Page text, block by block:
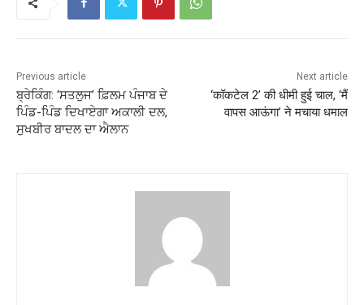
Previous article
ਬ੍ਰੇਕਿੰਗ: ‘ਸਤਲੁਜ’ ਫ਼ਿਲਮ ਪੰਜਾਬ ਦੇ
ਪਿੰਡ-ਪਿੰਡ ਦਿਖਾਏਗਾ ਅਕਾਲੀ ਦਲ,
ਸੁਖਬੀਰ ਬਾਦਲ ਦਾ ਐਲਾਨ
Next article
‘कॉकटेल 2’ की धीमी हुई चाल, ‘मैं
वापस आऊंगा’ ने मचाया धमाल